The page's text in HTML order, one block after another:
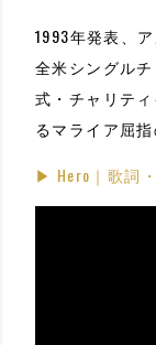
1993年発表、
全米シングル
式・チャリテ
るマライア屈指
▶ Hero｜歌詞